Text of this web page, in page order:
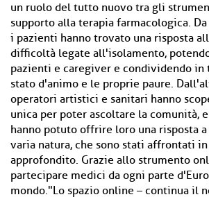
un ruolo del tutto nuovo tra gli
supporto alla terapia farmacologica.
i pazienti hanno trovato una risposta
difficoltà legate all'isolamento,
pazienti e caregiver e condividendo
stato d'animo e le proprie paure.
operatori artistici e sanitari hanno
unica per poter ascoltare la comunità,
hanno potuto offrire loro una risposta
varia natura, che sono stati affrontati
approfondito. Grazie allo strumento
partecipare medici da ogni parte
mondo."Lo spazio online – continua il